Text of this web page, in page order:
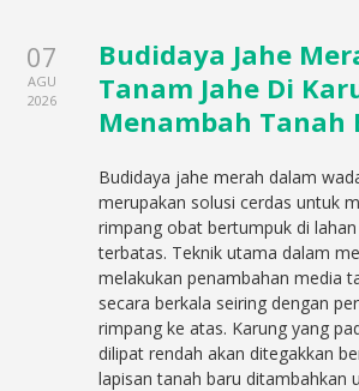
07
AGU
2026
Budidaya Jahe
Tanam Jahe Di
Menambah Tanah
Budidaya jahe merah dalam
merupakan solusi cerdas untuk
rimpang obat bertumpuk di
terbatas. Teknik utama dalam
melakukan penambahan media
secara berkala seiring dengan
rimpang ke atas. Karung yang
dilipat rendah akan ditegakkan
lapisan tanah baru ditambahkan